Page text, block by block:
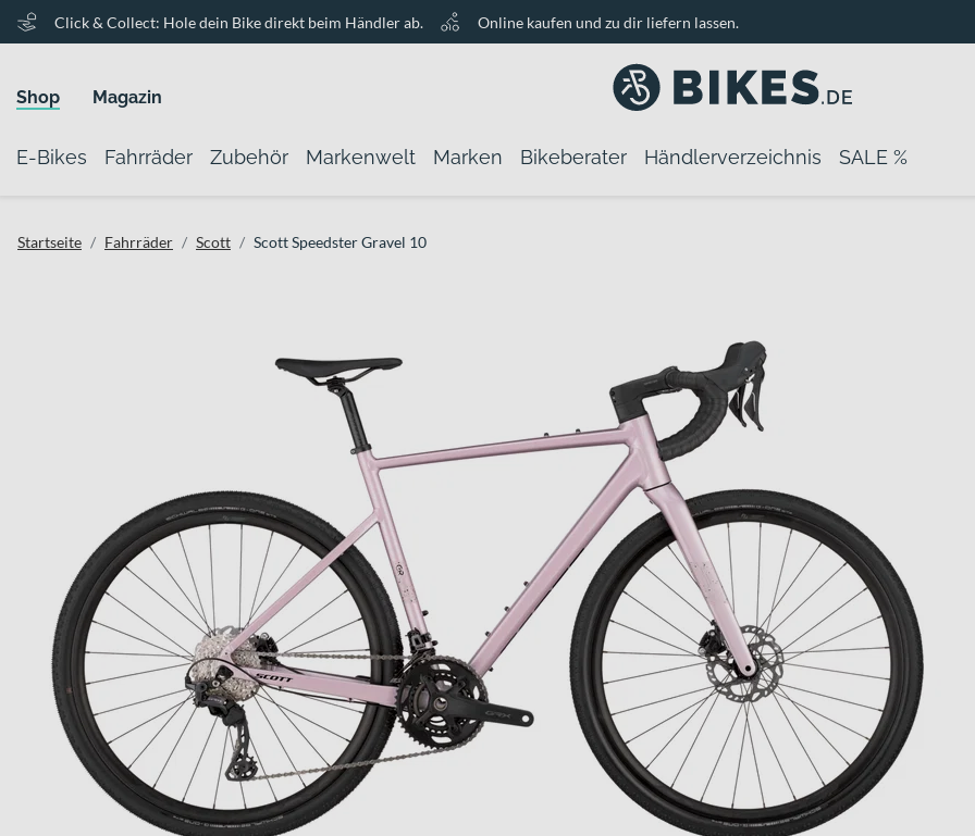
Click & Collect: Hole dein Bike direkt beim Händler ab. Online kaufen und zu dir liefern lassen.
Shop Magazin
E-Bikes Fahrräder Zubehör Markenwelt Marken Bikeberater Händlerverzeichnis SALE %
Startseite Fahrräder Scott Scott Speedster Gravel 10